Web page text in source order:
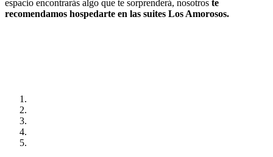
espacio encontrarás algo que te sorprenderá, nosotros te
recomendamos hospedarte en las suites Los Amorosos.